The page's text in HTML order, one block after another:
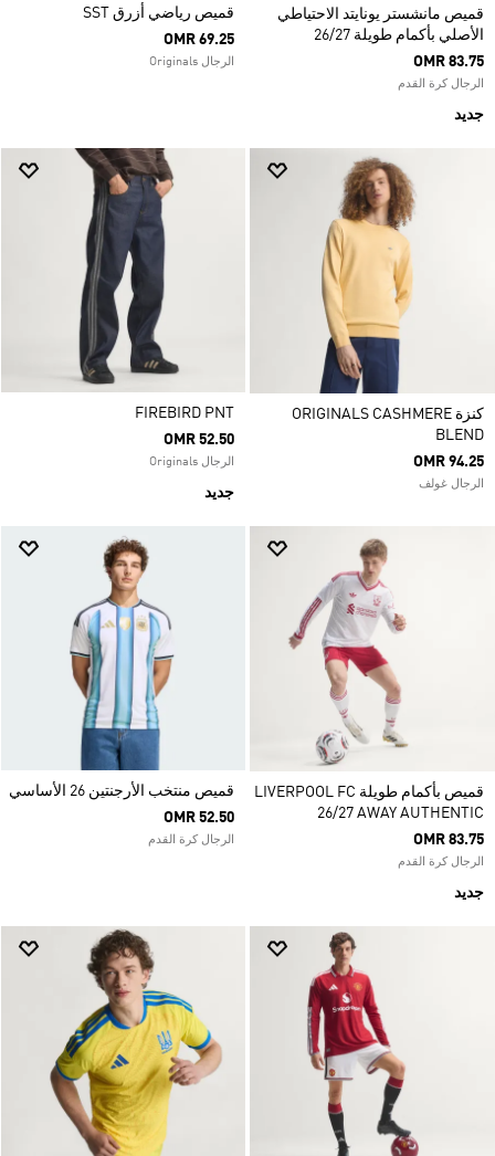
قميص مانشستر يونايتد الاحتياطي
الأصلي بأكمام طويلة 26/27
OMR 83.75
الرجال كرة القدم
جديد
قميص رياضي أزرق SST
OMR 69.25
الرجال Originals
كنزة ORIGINALS CASHMERE
BLEND
OMR 94.25
الرجال غولف
FIREBIRD PNT
OMR 52.50
الرجال Originals
جديد
قميص بأكمام طويلة LIVERPOOL FC
26/27 AWAY AUTHENTIC
OMR 83.75
الرجال كرة القدم
جديد
قميص منتخب الأرجنتين 26 الأساسي
OMR 52.50
الرجال كرة القدم